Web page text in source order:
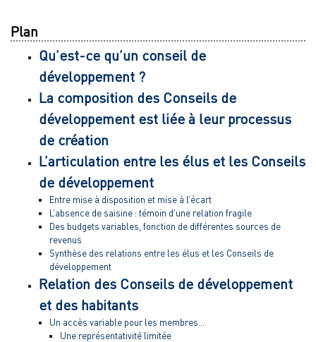
Plan
Qu’est-ce qu’un conseil de
développement ?
La composition des Conseils de
développement est liée à leur processus
de création
L’articulation entre les élus et les Conseils
de développement
Entre mise à disposition et mise à l’écart
L’absence de saisine : témoin d’une relation fragile
Des budgets variables, fonction de différentes sources de
revenus
Synthèse des relations entre les élus et les Conseils de
développement
Relation des Conseils de développement
et des habitants
Un accès variable pour les membres…
Une représentativité limitée